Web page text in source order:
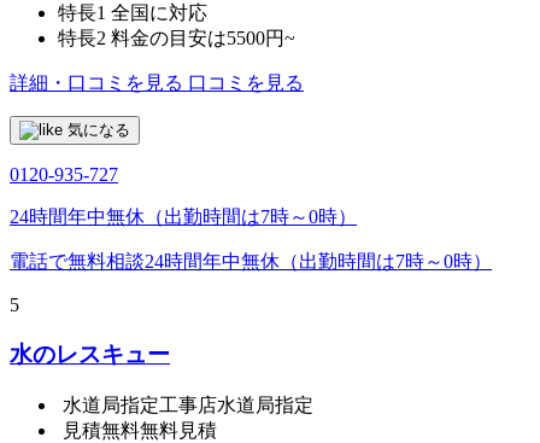
特長1 全国に対応
特長2 料金の目安は5500円~
詳細・口コミを見る 口コミを見る
気になる
0120-935-727
24時間年中無休（出勤時間は7時～0時）
電話で無料相談24時間年中無休（出勤時間は7時～0時）
5
水のレスキュー
水道局指定工事店水道局指定
見積無料無料見積